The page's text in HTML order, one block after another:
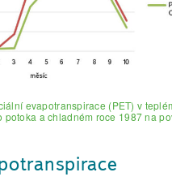
evapotranspirace (PET) v
potoka a chladném roce 1987 na